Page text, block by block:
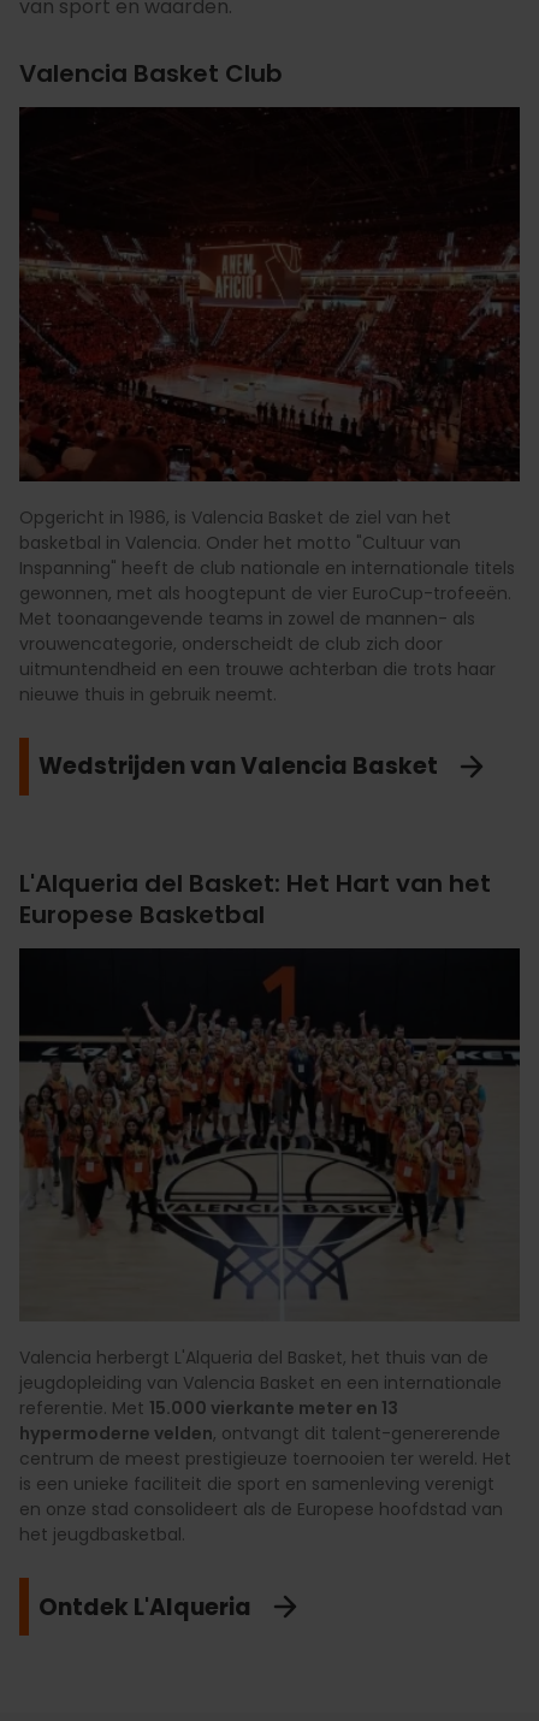
van sport en waarden.
Valencia Basket Club
Opgericht in 1986, is Valencia Basket de ziel van het
basketbal in Valencia. Onder het motto "Cultuur van
Inspanning" heeft de club nationale en internationale titels
gewonnen, met als hoogtepunt de vier EuroCup-trofeeën.
Met toonaangevende teams in zowel de mannen- als
vrouwencategorie, onderscheidt de club zich door
uitmuntendheid en een trouwe achterban die trots haar
nieuwe thuis in gebruik neemt.
Wedstrijden van Valencia Basket
L'Alqueria del Basket: Het Hart van het
Europese Basketbal
Valencia herbergt L'Alqueria del Basket, het thuis van de
jeugdopleiding van Valencia Basket en een internationale
referentie. Met 15.000 vierkante meter en 13
hypermoderne velden, ontvangt dit talent-genererende
centrum de meest prestigieuze toernooien ter wereld. Het
is een unieke faciliteit die sport en samenleving verenigt
en onze stad consolideert als de Europese hoofdstad van
het jeugdbasketbal.
Ontdek L'Alqueria